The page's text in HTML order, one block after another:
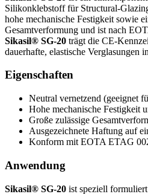
Silikonklebstoff für Structural-
hohe mechanische Festigkeit sowie
Gesamtverformung und ist nach
Sikasil® SG-20 trägt die CE-
dauerhafte, elastische Verglasungen
Eigenschaften
Neutral vernetzend (geeignet
Hohe mechanische Festigkeit
Große zulässige
Ausgezeichnete Haftung auf
Konform mit EOTA ETAG
Anwendung
Sikasil® SG-20 ist speziell